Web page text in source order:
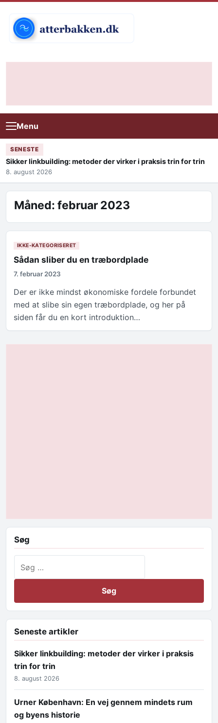
Menu
SENESTE
Sikker linkbuilding: metoder der virker i praksis trin for trin
8. august 2026
Måned: februar 2023
IKKE-KATEGORISERET
Sådan sliber du en træbordplade
7. februar 2023
Der er ikke mindst økonomiske fordele forbundet
med at slibe sin egen træbordplade, og her på
siden får du en kort introduktion…
Søg
Seneste artikler
Sikker linkbuilding: metoder der virker i praksis
trin for trin
8. august 2026
Urner København: En vej gennem mindets rum
og byens historie